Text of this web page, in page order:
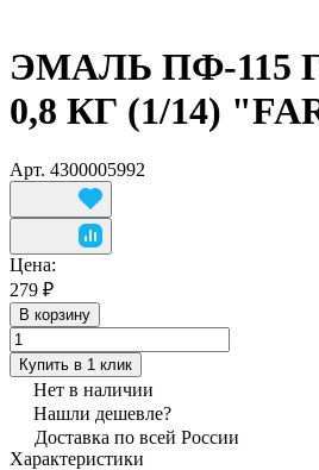
ЭМАЛЬ ПФ-115
0,8 КГ (1/14)
Арт. 4300005992
Цена:
279 ₽
В корзину
Купить в 1 клик
Нет в наличии
Нашли дешевле?
Доставка по всей России
Характеристики